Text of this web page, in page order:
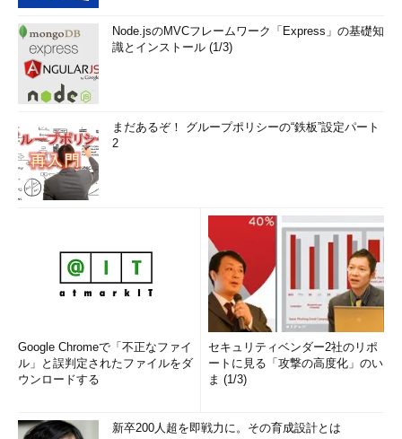
Node.jsのMVCフレームワーク「Express」の基礎知
識とインストール (1/3)
まだあるぞ！ グループポリシーの“鉄板”設定パート
2
Google Chromeで「不正なファイ
ル」と誤判定されたファイルをダ
ウンロードする
セキュリティベンダー2社のリポ
ートに見る「攻撃の高度化」のい
ま (1/3)
新卒200人超を即戦力に。その育成設計とは